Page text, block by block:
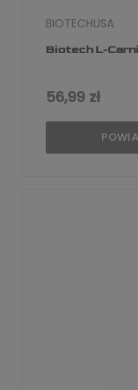
Biotech L-
BIOTECHUSA
56,99 zł